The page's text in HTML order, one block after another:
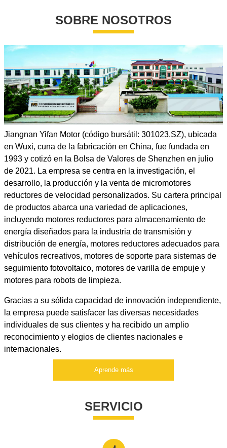
SOBRE NOSOTROS
Jiangnan Yifan Motor (código bursátil: 301023.SZ), ubicada
en Wuxi, cuna de la fabricación en China, fue fundada en
1993 y cotizó en la Bolsa de Valores de Shenzhen en julio
de 2021. La empresa se centra en la investigación, el
desarrollo, la producción y la venta de micromotores
reductores de velocidad personalizados. Su cartera principal
de productos abarca una variedad de aplicaciones,
incluyendo motores reductores para almacenamiento de
energía diseñados para la industria de transmisión y
distribución de energía, motores reductores adecuados para
vehículos recreativos, motores de soporte para sistemas de
seguimiento fotovoltaico, motores de varilla de empuje y
motores para robots de limpieza.
Gracias a su sólida capacidad de innovación independiente,
la empresa puede satisfacer las diversas necesidades
individuales de sus clientes y ha recibido un amplio
reconocimiento y elogios de clientes nacionales e
internacionales.
Aprende más
SERVICIO